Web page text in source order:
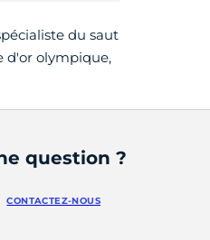
du saut
d'or olympique,
question ?
CONTACTEZ-NOUS